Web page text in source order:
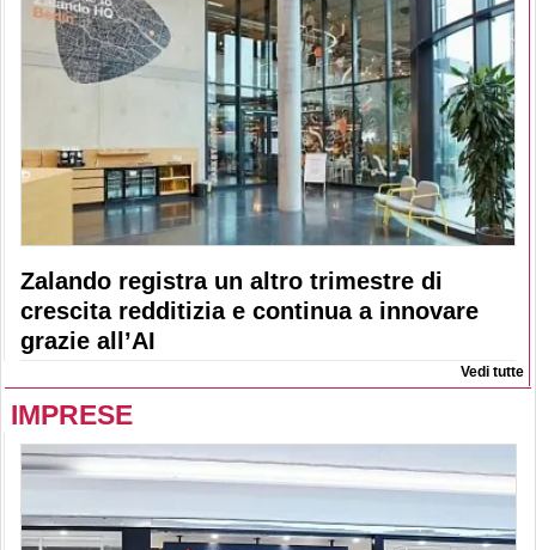
Zalando registra un altro trimestre di
crescita redditizia e continua a innovare
grazie all’AI
Vedi tutte
IMPRESE